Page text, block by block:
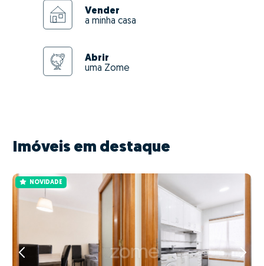
Vender
a minha casa
Abrir
uma Zome
Imóveis em destaque
NOVIDADE